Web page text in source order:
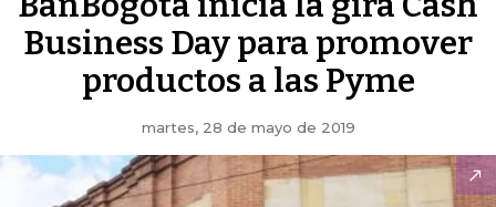
Business Day para promover
productos a las Pyme
martes, 28 de mayo de 2019